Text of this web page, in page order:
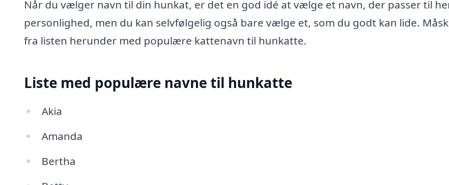
Når du vælger navn til din hunkat, er det en god idé at vælge et navn, der passer til
personlighed, men du kan selvfølgelig også bare vælge et, som du godt kan lide.
fra listen herunder med populære kattenavn til hunkatte.
Liste med populære navne til hunkatte
Akia
Amanda
Bertha